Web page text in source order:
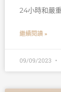
24小時和嚴
繼續閱讀 »
09/09/2023